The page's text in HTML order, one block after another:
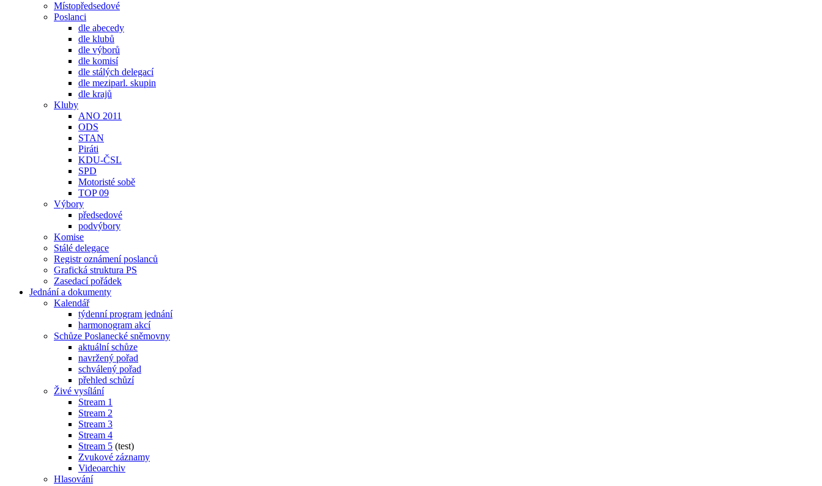
Místopředsedové
Poslanci
dle abecedy
dle klubů
dle výborů
dle komisí
dle stálých delegací
dle meziparl. skupin
dle krajů
Kluby
ANO 2011
ODS
STAN
Piráti
KDU-ČSL
SPD
Motoristé sobě
TOP 09
Výbory
předsedové
podvýbory
Komise
Stálé delegace
Registr oznámení poslanců
Grafická struktura PS
Zasedací pořádek
Jednání a dokumenty
Kalendář
týdenní program jednání
harmonogram akcí
Schůze Poslanecké sněmovny
aktuální schůze
navržený pořad
schválený pořad
přehled schůzí
Živé vysílání
Stream 1
Stream 2
Stream 3
Stream 4
Stream 5 (test)
Zvukové záznamy
Videoarchiv
Hlasování